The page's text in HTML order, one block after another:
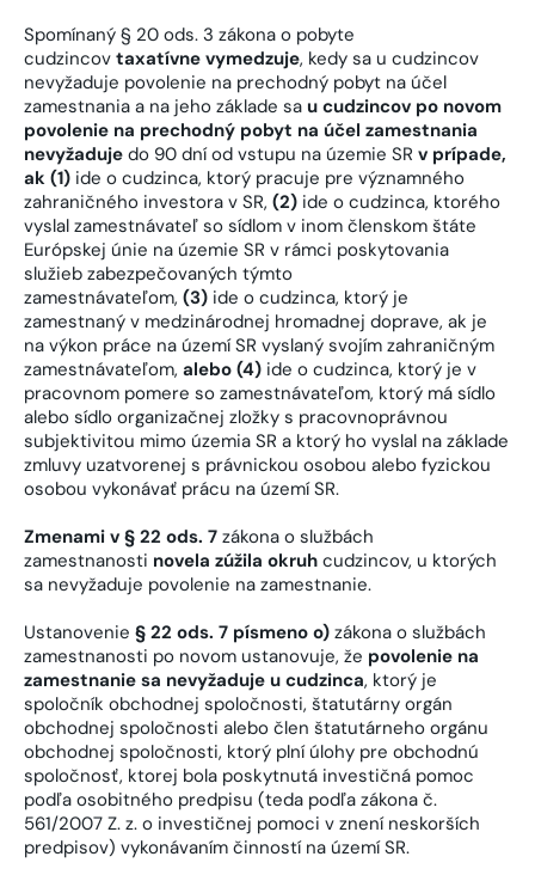
Spomínaný § 20 ods. 3 zákona o pobyte
cudzincov taxatívne vymedzuje, kedy sa u cudzincov
nevyžaduje povolenie na prechodný pobyt na účel
zamestnania a na jeho základe sa u cudzincov po novom
povolenie na prechodný pobyt na účel zamestnania
nevyžaduje do 90 dní od vstupu na územie SR v prípade,
ak (1) ide o cudzinca, ktorý pracuje pre významného
zahraničného investora v SR, (2) ide o cudzinca, ktorého
vyslal zamestnávateľ so sídlom v inom členskom štáte
Európskej únie na územie SR v rámci poskytovania
služieb zabezpečovaných týmto
zamestnávateľom, (3) ide o cudzinca, ktorý je
zamestnaný v medzinárodnej hromadnej doprave, ak je
na výkon práce na území SR vyslaný svojím zahraničným
zamestnávateľom, alebo (4) ide o cudzinca, ktorý je v
pracovnom pomere so zamestnávateľom, ktorý má sídlo
alebo sídlo organizačnej zložky s pracovnoprávnou
subjektivitou mimo územia SR a ktorý ho vyslal na základe
zmluvy uzatvorenej s právnickou osobou alebo fyzickou
osobou vykonávať prácu na území SR.
Zmenami v § 22 ods. 7 zákona o službách
zamestnanosti novela zúžila okruh cudzincov, u ktorých
sa nevyžaduje povolenie na zamestnanie.
Ustanovenie § 22 ods. 7 písmeno o) zákona o službách
zamestnanosti po novom ustanovuje, že povolenie na
zamestnanie sa nevyžaduje u cudzinca, ktorý je
spoločník obchodnej spoločnosti, štatutárny orgán
obchodnej spoločnosti alebo člen štatutárneho orgánu
obchodnej spoločnosti, ktorý plní úlohy pre obchodnú
spoločnosť, ktorej bola poskytnutá investičná pomoc
podľa osobitného predpisu (teda podľa zákona č.
561/2007 Z. z. o investičnej pomoci v znení neskorších
predpisov) vykonávaním činností na území SR.